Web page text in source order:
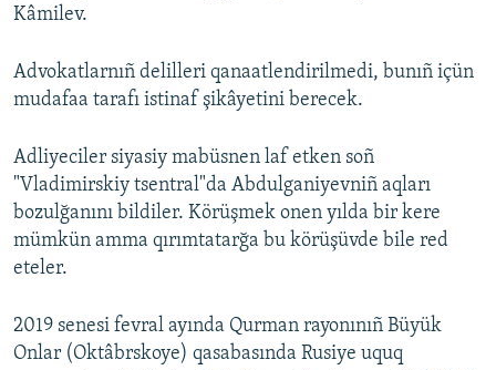
Kâmilev.
Advokatlarnıñ delilleri qanaatlendirilmedi, bunıñ içün
mudafaa tarafı istinaf şikâyetini berecek.
Adliyeciler siyasiy mabüsnen laf etken soñ
"Vladimirskiy tsentral"da Abdulganiyevniñ aqları
bozulğanını bildiler. Körüşmek onen yılda bir kere
mümkün amma qırımtatarğa bu körüşüvde bile red
eteler.
2019 senesi fevral ayında Qurman rayonınıñ Büyük
Onlar (Oktâbrskoye) qasabasında Rusiye uquq